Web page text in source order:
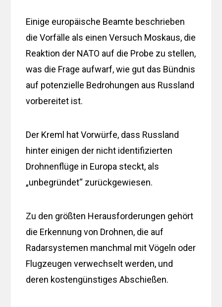
Einige europäische Beamte beschrieben
die Vorfälle als einen Versuch Moskaus, die
Reaktion der NATO auf die Probe zu stellen,
was die Frage aufwarf, wie gut das Bündnis
auf potenzielle Bedrohungen aus Russland
vorbereitet ist.
Der Kreml hat Vorwürfe, dass Russland
hinter einigen der nicht identifizierten
Drohnenflüge in Europa steckt, als
„unbegründet“ zurückgewiesen.
Zu den größten Herausforderungen gehört
die Erkennung von Drohnen, die auf
Radarsystemen manchmal mit Vögeln oder
Flugzeugen verwechselt werden, und
deren kostengünstiges Abschießen.